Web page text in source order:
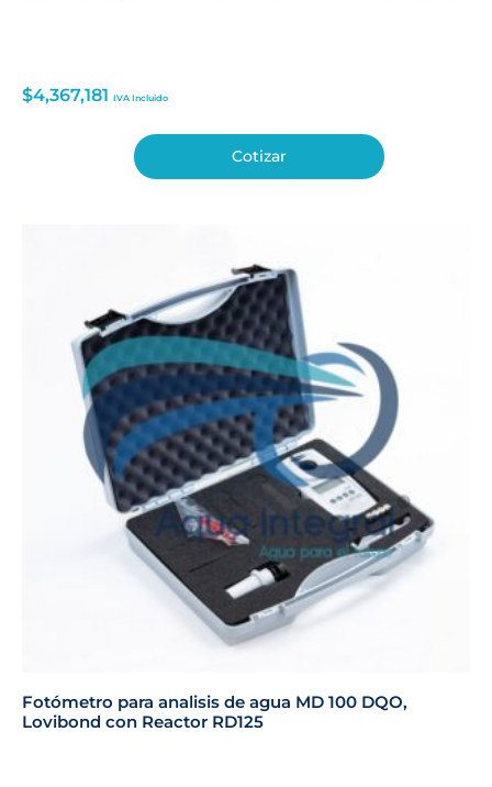
$4,367,181 IVA Incluido
Cotizar
Fotómetro para analisis de agua MD 100 DQO,
Lovibond con Reactor RD125